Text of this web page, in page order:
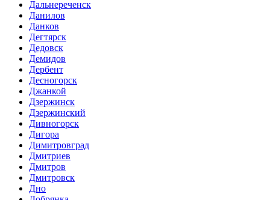
Дальнереченск
Данилов
Данков
Дегтярск
Дедовск
Демидов
Дербент
Десногорск
Джанкой
Дзержинск
Дзержинский
Дивногорск
Дигора
Димитровград
Дмитриев
Дмитров
Дмитровск
Дно